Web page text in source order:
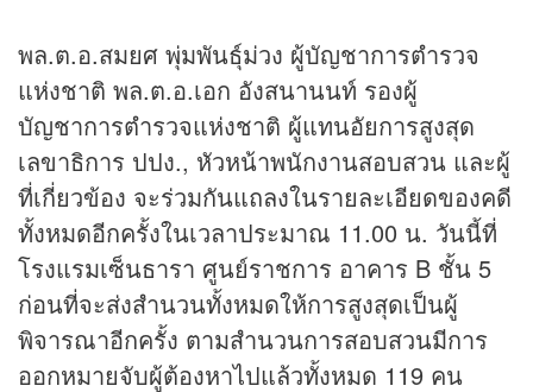
พล.ต.อ.สมยศ พุ่มพันธุ์ม่วง ผู้บัญชาการตำรวจ
แห่งชาติ พล.ต.อ.เอก อังสนานนท์ รองผู้
บัญชาการตำรวจแห่งชาติ ผู้แทนอัยการสูงสุด
เลขาธิการ ปปง., หัวหน้าพนักงานสอบสวน และผู้
ที่เกี่ยวข้อง จะร่วมกันแถลงในรายละเอียดของคดี
ทั้งหมดอีกครั้งในเวลาประมาณ 11.00 น. วันนี้ที่
โรงแรมเซ็นธารา ศูนย์ราชการ อาคาร B ชั้น 5
ก่อนที่จะส่งสำนวนทั้งหมดให้การสูงสุดเป็นผู้
พิจารณาอีกครั้ง ตามสำนวนการสอบสวนมีการ
ออกหมายจับผู้ต้องหาไปแล้วทั้งหมด 119 คน